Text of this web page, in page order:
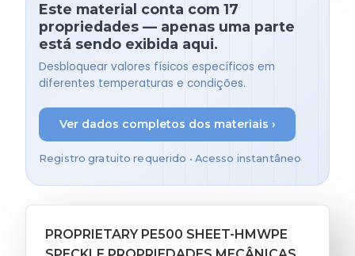
Este material conta com 17
propriedades — apenas uma parte
está sendo exibida aqui.
Desbloquear valores físicos específicos em
diferentes temperaturas e condições.
Ver dados completos dos materiais ›
Registro gratuito requerido • Acesso instantâneo
PROPRIETARY PE500 SHEET-HMWPE